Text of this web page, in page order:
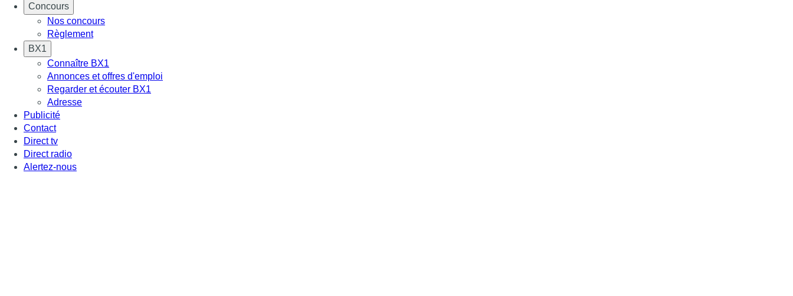
Concours
Nos concours
Règlement
BX1
Connaître BX1
Annonces et offres d'emploi
Regarder et écouter BX1
Adresse
Publicité
Contact
Direct tv
Direct radio
Alertez-nous